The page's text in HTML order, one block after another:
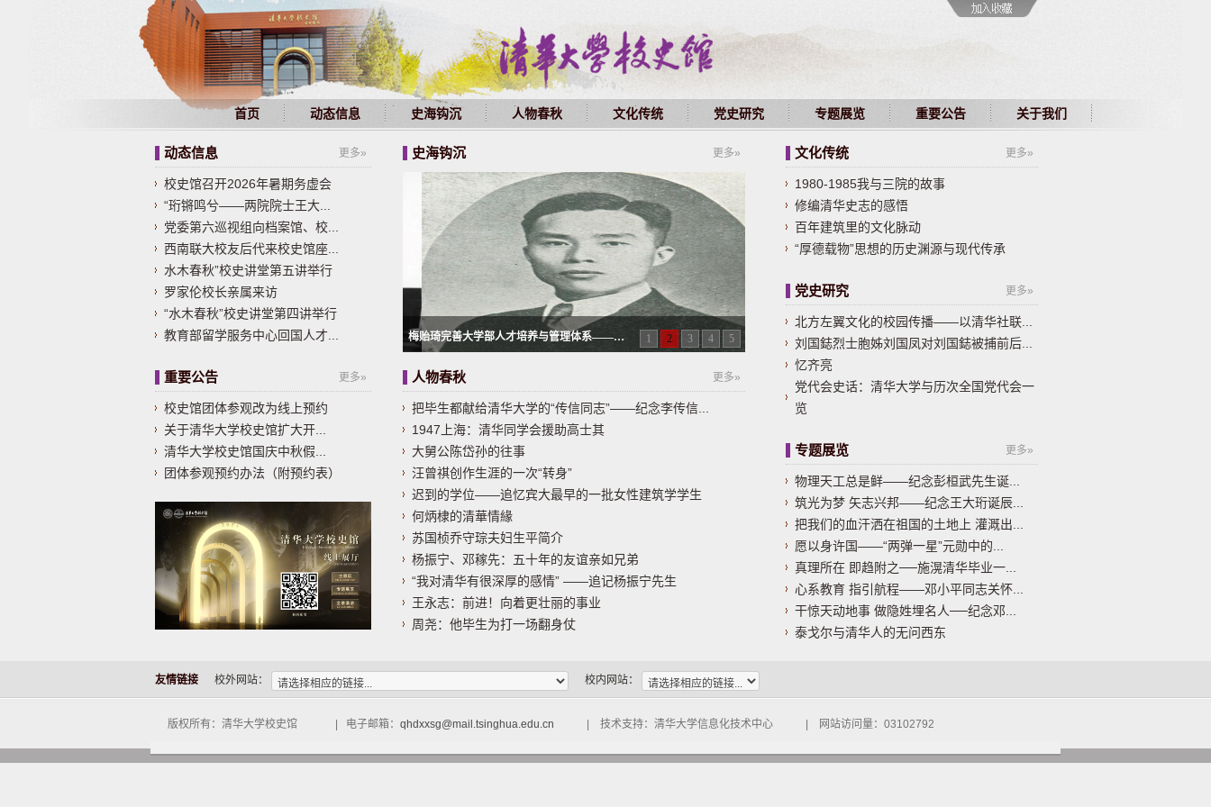
首页 动态信息 史海钩沉 人物春秋 文化传统 党史研究 专题展览 重要公告 关于我们
动态信息 更多»
校史馆召开2026年暑期务虚会
“珩锵鸣兮——两院院士王大...
党委第六巡视组向档案馆、校...
西南联大校友后代来校史馆座...
水木春秋”校史讲堂第五讲举行
罗家伦校长亲属来访
“水木春秋”校史讲堂第四讲举行
教育部留学服务中心回国人才...
重要公告 更多»
校史馆团体参观改为线上预约
关于清华大学校史馆扩大开...
清华大学校史馆国庆中秋假...
团体参观预约办法（附预约表）
史海钩沉 更多»
梅贻琦完善大学部人才培养与管理体系——… 1 2 3 4 5
人物春秋 更多»
把毕生都献给清华大学的“传信同志”——纪念李传信...
1947上海：清华同学会援助高士其
大舅公陈岱孙的往事
汪曾祺创作生涯的一次“转身”
迟到的学位——追忆宾大最早的一批女性建筑学学生
何炳棣的清華情緣
苏国桢乔守琮夫妇生平简介
杨振宁、邓稼先：五十年的友谊亲如兄弟
“我对清华有很深厚的感情” ——追记杨振宁先生
王永志：前进！向着更壮丽的事业
周尧：他毕生为打一场翻身仗
文化传统 更多»
1980-1985我与三院的故事
修编清华史志的感悟
百年建筑里的文化脉动
“厚德载物”思想的历史渊源与现代传承
党史研究 更多»
北方左翼文化的校园传播——以清华社联...
刘国鋕烈士胞姊刘国凤对刘国鋕被捕前后...
忆齐亮
党代会史话：清华大学与历次全国党代会一
览
专题展览 更多»
物理天工总是鲜——纪念彭桓武先生诞...
筑光为梦 矢志兴邦——纪念王大珩诞辰...
把我们的血汗洒在祖国的土地上 灌溉出...
愿以身许国——“两弹一星”元勋中的...
真理所在 即趋附之──施滉清华毕业一...
心系教育 指引航程——邓小平同志关怀...
干惊天动地事 做隐姓埋名人──纪念邓...
泰戈尔与清华人的无问西东
友情链接 校外网站： 校内网站：
版权所有：清华大学校史馆 | 电子邮箱： qhdxxsg@mail.tsinghua.edu.cn | 技术支持：清华大学信息化技术中心 | 网站访问量： 03102792